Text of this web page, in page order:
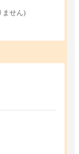
ません)